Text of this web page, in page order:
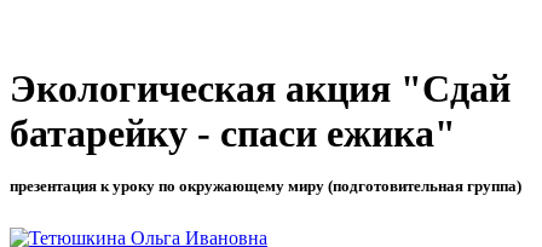
Экологическая акция "Сдай
батарейку - спаси ежика"
презентация к уроку по окружающему миру (подготовительная группа)